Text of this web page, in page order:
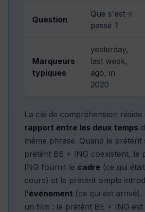
Question
Que s'est-il
passé ?
Marqueurs
typiques
yesterday,
last week,
ago, in
2020
La clé de compréhension réside
rapport entre les deux temps
même phrase. Quand le prétérit
prétérit BE + ING coexistent, le
ING fournit le cadre (ce qui
cours) et le prétérit simple
l'événement (ce qui est arrivé).
un film : le prétérit BE + ING est